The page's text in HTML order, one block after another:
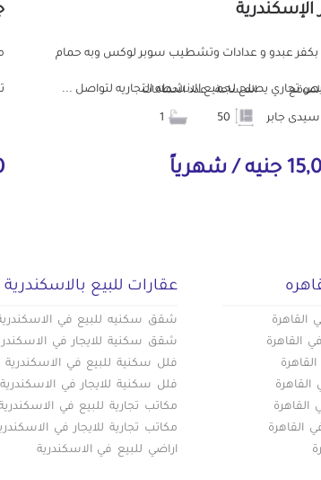
الإسكندرية
عبدو و عدادات وتشطيب سوبر لوكس وبه حمام
تجاري يصلح لجميع الانشطه التجاريه لتواصل ...
سيدى جابر
المساحة عدد الحمامات
/ شهرياً
القاهرة
القاهرة
القاهرة
القاهرة
عقارات للبيع بالاسكندرية
شقق سكنيه للبيع في
شقق سكنية للايجار في
فلل سكنية للبيع في الاسكندرية
فلل سكنية للايجار في الاسكندرية
مكاتب تجارية للبيع في
مكاتب تجارية للايجار في
اراضي للبيع في الاسكندرية